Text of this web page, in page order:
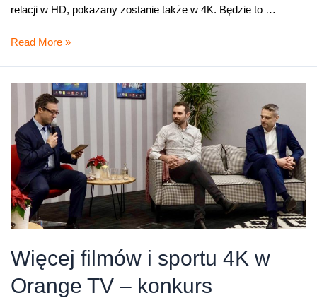
relacji w HD, pokazany zostanie także w 4K. Będzie to …
Pierwszy
w
Eleven
Sports
1
tylko
w
TV
Read More »
Więcej filmów i sportu 4K w
Orange TV – konkurs